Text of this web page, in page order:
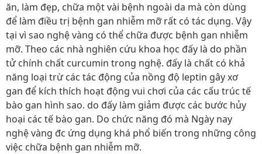
ăn, làm đẹp, chữa một vài bệnh ngoài da mà còn dùng
để làm điều trị bệnh gan nhiễm mỡ rất có tác dụng. Vậy
tại vì sao nghệ vàng có thể chữa được bệnh gan nhiễm
mỡ. Theo các nhà nghiên cứu khoa học đấy là do phần
tử chính chất curcumin trong nghệ. đấy là chất có khả
năng loại trừ các tác động của nồng độ leptin gây xơ
gan để kích thích hoạt động vui chơi của các cấu trúc tế
bào gan hình sao. do đấy làm giảm được các bước hủy
hoại các tế bào gan. Do chức năng đó mà Ngày nay
nghệ vàng đc ứng dụng khá phổ biến trong những công
việc chữa bệnh gan nhiễm mỡ.